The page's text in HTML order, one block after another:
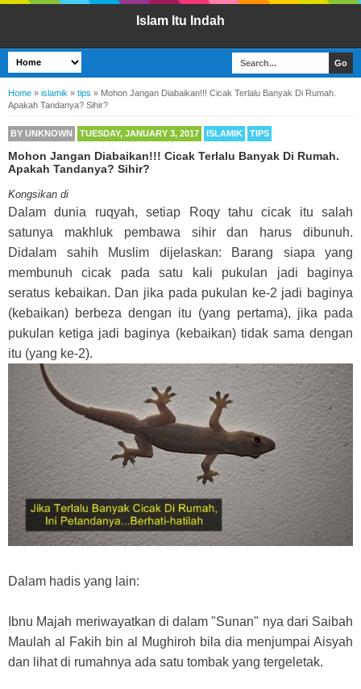
Islam Itu Indah
Home » islamik » tips » Mohon Jangan Diabaikan!!! Cicak Terlalu Banyak Di Rumah.
Apakah Tandanya? Sihir?
BY UNKNOWN TUESDAY, JANUARY 3, 2017 ISLAMIK TIPS
Mohon Jangan Diabaikan!!! Cicak Terlalu Banyak Di Rumah.
Apakah Tandanya? Sihir?
Kongsikan di
Dalam dunia ruqyah, setiap Roqy tahu cicak itu salah
satunya makhluk pembawa sihir dan harus dibunuh.
Didalam sahih Muslim dijelaskan: Barang siapa yang
membunuh cicak pada satu kali pukulan jadi baginya
seratus kebaikan. Dan jika pada pukulan ke-2 jadi baginya
(kebaikan) berbeza dengan itu (yang pertama), jika pada
pukulan ketiga jadi baginya (kebaikan) tidak sama dengan
itu (yang ke-2).
Dalam hadis yang lain:
Ibnu Majah meriwayatkan di dalam "Sunan" nya dari Saibah
Maulah al Fakih bin al Mughiroh bila dia menjumpai Aisyah
dan lihat di rumahnya ada satu tombak yang tergeletak.